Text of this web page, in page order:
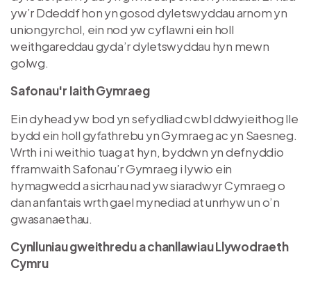
yw’r Ddeddf hon yn gosod dyletswyddau arnom yn
uniongyrchol, ein nod yw cyflawni ein holl
weithgareddau gyda’r dyletswyddau hyn mewn
golwg.
Safonau'r Iaith Gymraeg
Ein dyhead yw bod yn sefydliad cwbl ddwyieithog lle
bydd ein holl gyfathrebu yn Gymraeg ac yn Saesneg.
Wrth i ni weithio tuag at hyn, byddwn yn defnyddio
fframwaith Safonau’r Gymraeg i lywio ein
hymagwedd a sicrhau nad yw siaradwyr Cymraeg o
dan anfantais wrth gael mynediad at unrhyw un o’n
gwasanaethau.
Cynlluniau gweithredu a chanllawiau Llywodraeth
Cymru